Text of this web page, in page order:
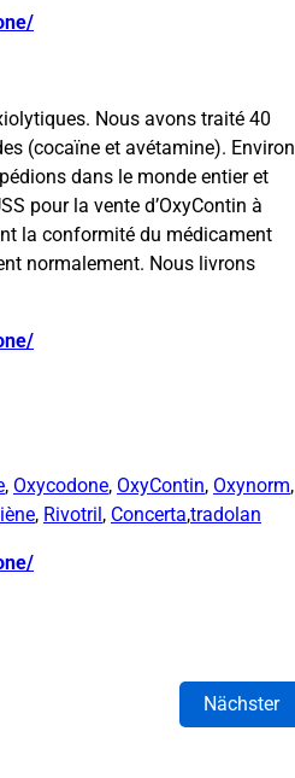
Nous avons traité 40
(cocaïne et avétamine). Environ
dans le monde entier et
pour la vente d’OxyContin à
la conformité du médicament
normalement. Nous livrons
, Oxycodone, OxyContin, Oxynorm,
, Rivotril , Concerta,tradolan
Nächster